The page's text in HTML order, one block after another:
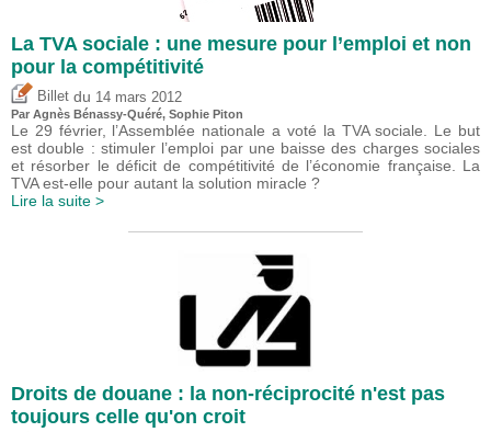
La TVA sociale : une mesure pour l’emploi et non
pour la compétitivité
Billet du 14 mars 2012
Par Agnès Bénassy-Quéré, Sophie Piton
Le 29 février, l’Assemblée nationale a voté la TVA sociale. Le but
est double : stimuler l’emploi par une baisse des charges sociales
et résorber le déficit de compétitivité de l’économie française. La
TVA est-elle pour autant la solution miracle ?
Lire la suite >
Droits de douane : la non-réciprocité n'est pas
toujours celle qu'on croit